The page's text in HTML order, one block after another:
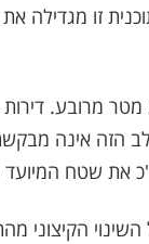
הזה אינה
הקיצוני